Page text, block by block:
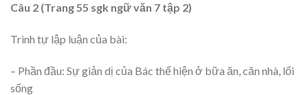
Câu 2 (Trang 55 sgk ngữ văn 7 tập 2)
Trình tự lập luận của bài:
– Phần đầu: Sự giản dị của Bác thể hiện ở bữa ăn, căn nhà, lối
sống